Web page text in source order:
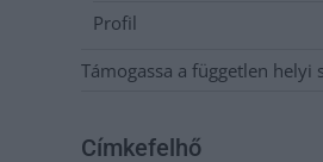
Profil
Támogassa a független helyi
Címkefelhő